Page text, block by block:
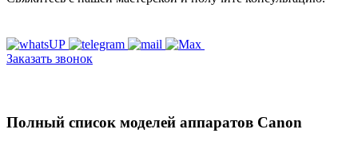
Заказать звонок
Полный список моделей аппаратов Canon